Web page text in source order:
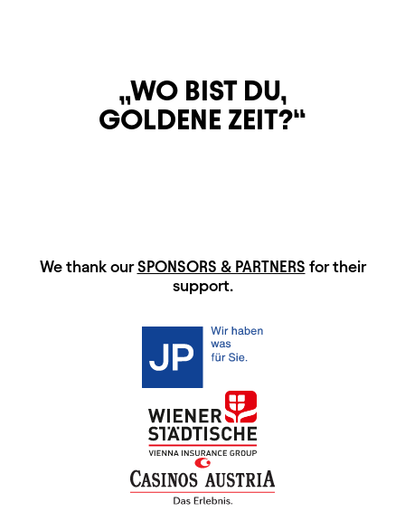
WO BIST DU,
GOLDENE ZEIT?
HAUPTSPONSOREN
We thank ourSPONSORS & PARTNERS for their
support.